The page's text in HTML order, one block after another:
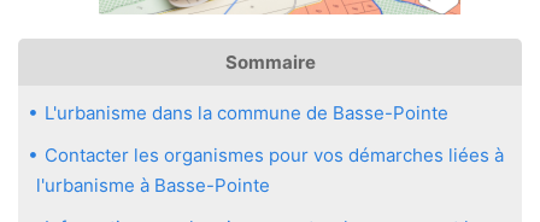
Sommaire
L'urbanisme dans la commune de Basse-Pointe
Contacter les organismes pour vos démarches liées à
l'urbanisme à Basse-Pointe